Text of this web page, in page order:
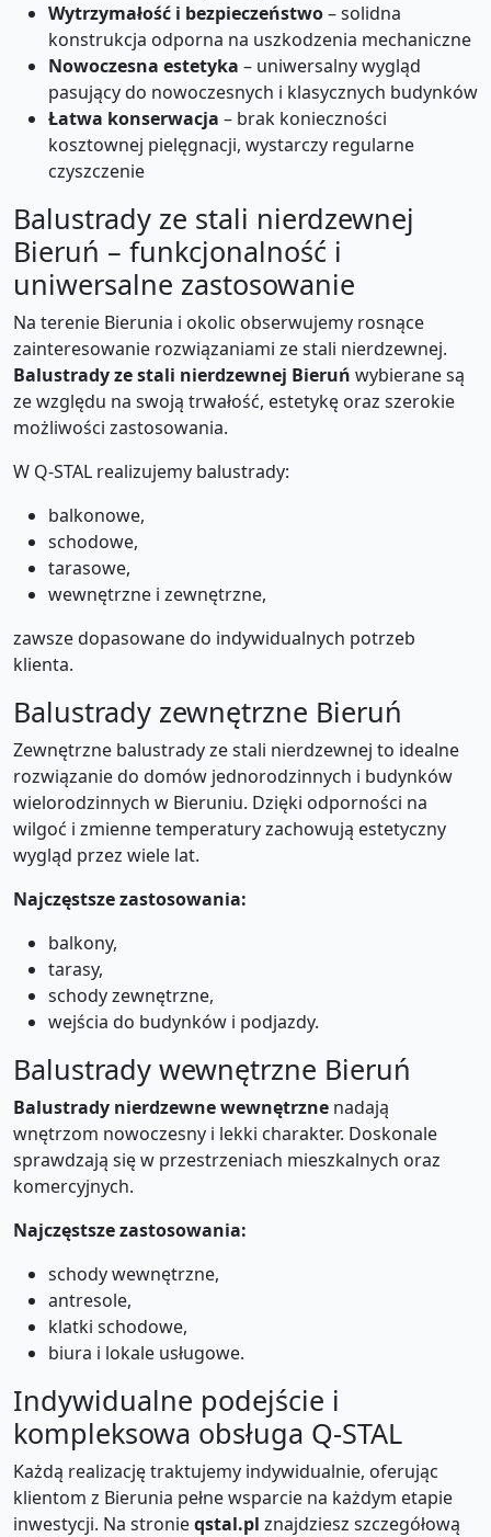
Wytrzymałość i bezpieczeństwo– solidna
konstrukcja odporna na uszkodzenia mechaniczne
Nowoczesna estetyka – uniwersalny wygląd
pasujący do nowoczesnych i klasycznych budynków
Łatwa konserwacja – brak konieczności
kosztownej pielęgnacji, wystarczy regularne
czyszczenie
Balustrady ze stali nierdzewnej
Bieruń – funkcjonalność i
uniwersalne zastosowanie
Na terenie Bierunia i okolic obserwujemy rosnące
zainteresowanie rozwiązaniami ze stali nierdzewnej.
Balustrady ze stali nierdzewnej Bieruń wybierane są
ze względu na swoją trwałość, estetykę oraz szerokie
możliwości zastosowania.
W Q-STAL realizujemy balustrady:
balkonowe,
schodowe,
tarasowe,
wewnętrzne i zewnętrzne,
zawsze dopasowane do indywidualnych potrzeb
klienta.
Balustrady zewnętrzne Bieruń
Zewnętrzne balustrady ze stali nierdzewnej to idealne
rozwiązanie do domów jednorodzinnych i budynków
wielorodzinnych w Bieruniu. Dzięki odporności na
wilgoć i zmienne temperatury zachowują estetyczny
wygląd przez wiele lat.
Najczęstsze zastosowania:
balkony,
tarasy,
schody zewnętrzne,
wejścia do budynków i podjazdy.
Balustrady wewnętrzne Bieruń
Balustrady nierdzewne wewnętrzne nadają
wnętrzom nowoczesny i lekki charakter. Doskonale
sprawdzają się w przestrzeniach mieszkalnych oraz
komercyjnych.
Najczęstsze zastosowania:
schody wewnętrzne,
antresole,
klatki schodowe,
biura i lokale usługowe.
Indywidualne podejście i
kompleksowa obsługa Q-STAL
Każdą realizację traktujemy indywidualnie, oferując
klientom z Bierunia pełne wsparcie na każdym etapie
inwestycji. Na stronieqstal.pl znajdziesz szczegółową